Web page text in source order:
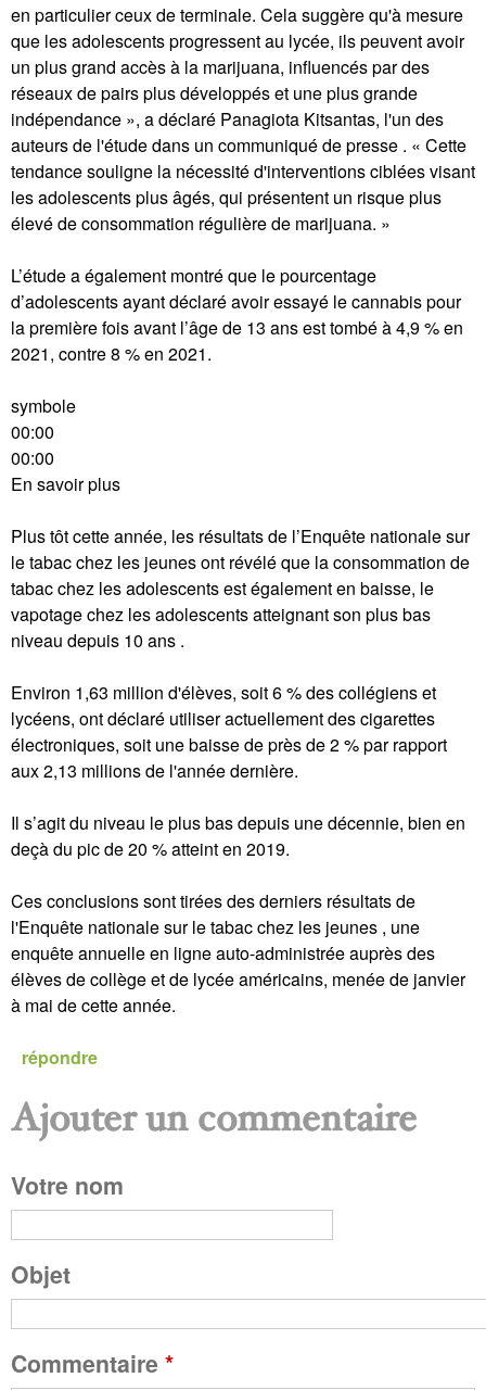
en particulier ceux de terminale. Cela suggère qu'à mesure
que les adolescents progressent au lycée, ils peuvent avoir
un plus grand accès à la marijuana, influencés par des
réseaux de pairs plus développés et une plus grande
indépendance », a déclaré Panagiota Kitsantas, l'un des
auteurs de l'étude dans un communiqué de presse . « Cette
tendance souligne la nécessité d'interventions ciblées visant
les adolescents plus âgés, qui présentent un risque plus
élevé de consommation régulière de marijuana. »
L’étude a également montré que le pourcentage
d’adolescents ayant déclaré avoir essayé le cannabis pour
la première fois avant l’âge de 13 ans est tombé à 4,9 % en
2021, contre 8 % en 2021.
symbole
00:00
00:00
En savoir plus
Plus tôt cette année, les résultats de l’Enquête nationale sur
le tabac chez les jeunes ont révélé que la consommation de
tabac chez les adolescents est également en baisse, le
vapotage chez les adolescents atteignant son plus bas
niveau depuis 10 ans .
Environ 1,63 million d'élèves, soit 6 % des collégiens et
lycéens, ont déclaré utiliser actuellement des cigarettes
électroniques, soit une baisse de près de 2 % par rapport
aux 2,13 millions de l'année dernière.
Il s’agit du niveau le plus bas depuis une décennie, bien en
deçà du pic de 20 % atteint en 2019.
Ces conclusions sont tirées des derniers résultats de
l'Enquête nationale sur le tabac chez les jeunes , une
enquête annuelle en ligne auto-administrée auprès des
élèves de collège et de lycée américains, menée de janvier
à mai de cette année.
répondre
P
a
g
e
s
Ajouter un commentaire
Votre nom
Objet
Commentaire *